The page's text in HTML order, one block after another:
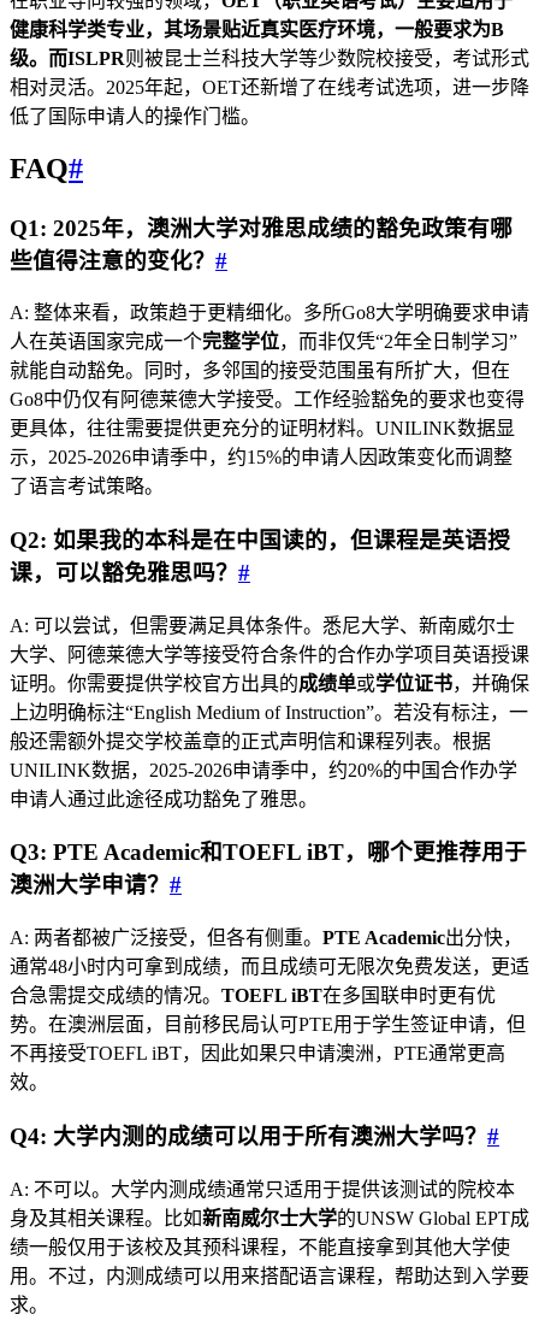
健康科学类专业，其场景贴近真实医疗环境，一般要求为B
级。而ISLPR则被昆士兰科技大学等少数院校接受，考试形式
相对灵活。2025年起，OET还新增了在线考试选项，进一步降
低了国际申请人的操作门槛。
FAQ#
Q1: 2025年，澳洲大学对雅思成绩的豁免政策有哪
些值得注意的变化？ #
A: 整体来看，政策趋于更精细化。多所Go8大学明确要求申请
人在英语国家完成一个完整学位，而非仅凭“2年全日制学习”
就能自动豁免。同时，多邻国的接受范围虽有所扩大，但在
Go8中仍仅有阿德莱德大学接受。工作经验豁免的要求也变得
更具体，往往需要提供更充分的证明材料。UNILINK数据显
示，2025-2026申请季中，约15%的申请人因政策变化而调整
了语言考试策略。
Q2: 如果我的本科是在中国读的，但课程是英语授
课，可以豁免雅思吗？ #
A: 可以尝试，但需要满足具体条件。悉尼大学、新南威尔士
大学、阿德莱德大学等接受符合条件的合作办学项目英语授课
证明。你需要提供学校官方出具的成绩单或学位证书，并确保
上边明确标注“English Medium of Instruction”。若没有标注，一
般还需额外提交学校盖章的正式声明信和课程列表。根据
UNILINK数据，2025-2026申请季中，约20%的中国合作办学
申请人通过此途径成功豁免了雅思。
Q3: PTE Academic和TOEFL iBT，哪个更推荐用于
澳洲大学申请？ #
A: 两者都被广泛接受，但各有侧重。 PTE Academic出分快，
通常48小时内可拿到成绩，而且成绩可无限次免费发送，更适
合急需提交成绩的情况。 TOEFL iBT在多国联申时更有优
势。在澳洲层面，目前移民局认可PTE用于学生签证申请，但
不再接受TOEFL iBT，因此如果只申请澳洲，PTE通常更高
效。
Q4: 大学内测的成绩可以用于所有澳洲大学吗？ #
A: 不可以。大学内测成绩通常只适用于提供该测试的院校本
身及其相关课程。比如新南威尔士大学的UNSW Global EPT成
绩一般仅用于该校及其预科课程，不能直接拿到其他大学使
用。不过，内测成绩可以用来搭配语言课程，帮助达到入学要
求。